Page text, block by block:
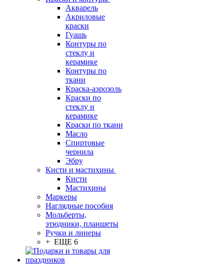
Акварель
Акриловые
краски
Гуашь
Контуры по
стеклу и
керамике
Контуры по
ткани
Краска-аэрозоль
Краски по
стеклу и
керамике
Краски по ткани
Масло
Спиртовые
чернила
Эбру
Кисти и мастихины
Кисти
Мастихины
Маркеры
Наглядные пособия
Мольберты,
этюдники, планшеты
Ручки и линеры
+ ЕЩЕ 6